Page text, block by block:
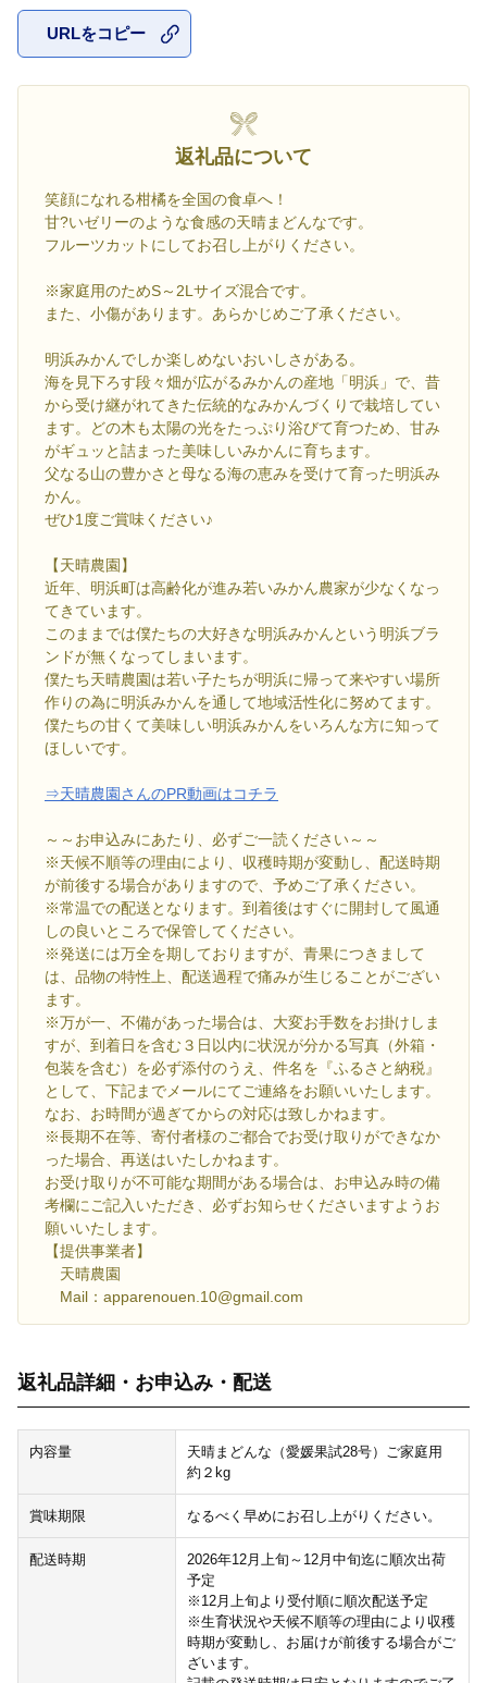
URLをコピー
返礼品について
笑顔になれる柑橘を全国の食卓へ！
甘?いゼリーのような食感の天晴まどんなです。
フルーツカットにしてお召し上がりください。
※家庭用のためS～2Lサイズ混合です。
また、小傷があります。あらかじめご了承ください。
明浜みかんでしか楽しめないおいしさがある。
海を見下ろす段々畑が広がるみかんの産地「明浜」で、昔
から受け継がれてきた伝統的なみかんづくりで栽培してい
ます。どの木も太陽の光をたっぷり浴びて育つため、甘み
がギュッと詰まった美味しいみかんに育ちます。
父なる山の豊かさと母なる海の恵みを受けて育った明浜み
かん。
ぜひ1度ご賞味ください♪
【天晴農園】
近年、明浜町は高齢化が進み若いみかん農家が少なくなっ
てきています。
このままでは僕たちの大好きな明浜みかんという明浜ブラ
ンドが無くなってしまいます。
僕たち天晴農園は若い子たちが明浜に帰って来やすい場所
作りの為に明浜みかんを通して地域活性化に努めてます。
僕たちの甘くて美味しい明浜みかんをいろんな方に知って
ほしいです。
⇒天晴農園さんのPR動画はコチラ
～～お申込みにあたり、必ずご一読ください～～
※天候不順等の理由により、収穫時期が変動し、配送時期
が前後する場合がありますので、予めご了承ください。
※常温での配送となります。到着後はすぐに開封して風通
しの良いところで保管してください。
※発送には万全を期しておりますが、青果につきまして
は、品物の特性上、配送過程で痛みが生じることがござい
ます。
※万が一、不備があった場合は、大変お手数をお掛けしま
すが、到着日を含む３日以内に状況が分かる写真（外箱・
包装を含む）を必ず添付のうえ、件名を『ふるさと納税』
として、下記までメールにてご連絡をお願いいたします。
なお、お時間が過ぎてからの対応は致しかねます。
※長期不在等、寄付者様のご都合でお受け取りができなか
った場合、再送はいたしかねます。
お受け取りが不可能な期間がある場合は、お申込み時の備
考欄にご記入いただき、必ずお知らせくださいますようお
願いいたします。
【提供事業者】
天晴農園
Mail：apparenouen.10@gmail.com
返礼品詳細・お申込み・配送
内容量
天晴まどんな（愛媛果試28号）ご家庭用
約２kg
賞味期限 なるべく早めにお召し上がりください。
配送時期
2026年12月上旬～12月中旬迄に順次出荷
予定
※12月上旬より受付順に順次配送予定
※生育状況や天候不順等の理由により収穫
時期が変動し、お届けが前後する場合がご
ざいます。